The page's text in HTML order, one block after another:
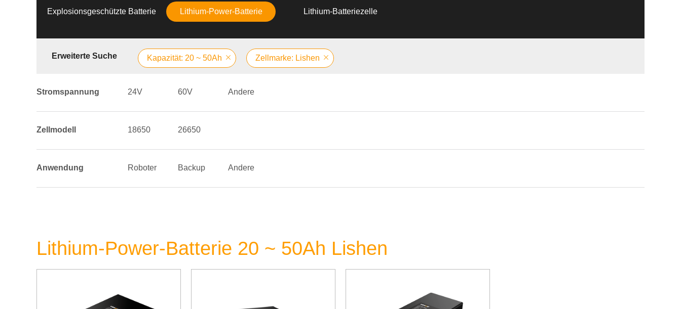
Explosionsgeschützte Batterie Lithium-Power-Batterie Lithium-Batteriezelle
Erweiterte Suche Kapazität: 20 ~ 50Ah Zellmarke: Lishen
Stromspannung 24V 60V Andere
Zellmodell 18650 26650
Anwendung Roboter Backup Andere
Lithium-Power-Batterie 20 ~ 50Ah Lishen